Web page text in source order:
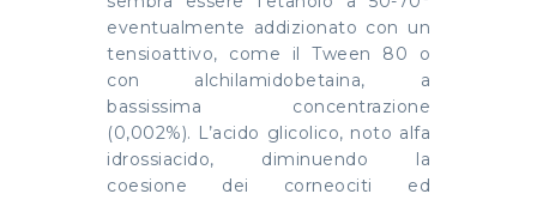
eventualmente addizionato con un
tensioattivo, come il Tween 80 o
con alchilamidobetaina, a
bassissima concentrazione
(0,002%). L’acido glicolico, noto alfa
idrossiacido, diminuendo la
coesione dei corneociti ed